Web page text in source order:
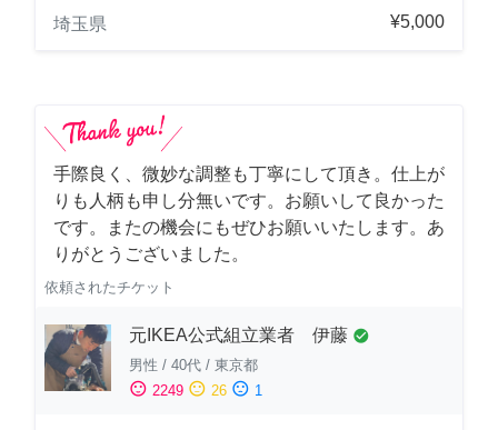
埼玉県
¥5,000
手際良く、微妙な調整も丁寧にして頂き。仕上が
りも人柄も申し分無いです。お願いして良かった
です。またの機会にもぜひお願いいたします。あ
りがとうございました。
依頼されたチケット
元IKEA公式組立業者 伊藤 check_circle
男性 / 40代 / 東京都
sentiment_satisfied 2249 sentiment_neutral 26 sentiment_dissatisfied 1